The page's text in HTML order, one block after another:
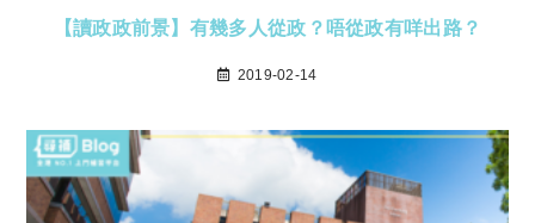
【讀政政前景】有幾多人從政？唔從政有咩出路？
2019-02-14